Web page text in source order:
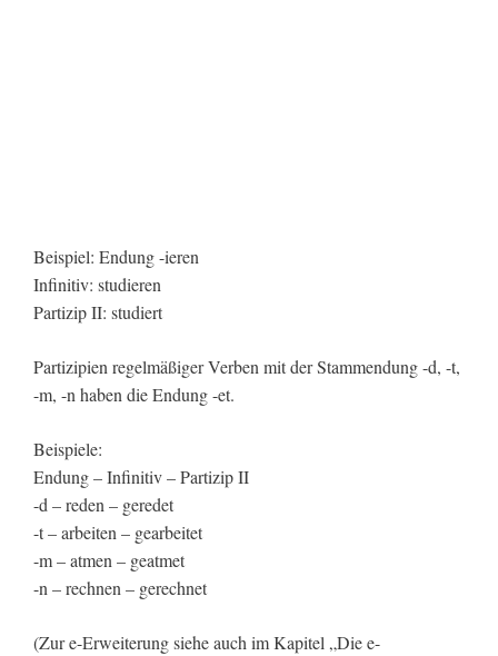
Beispiel: Endung -ieren
Infinitiv: studieren
Partizip II: studiert
Partizipien regelmäßiger Verben mit der Stammendung -d, -t,
-m, -n haben die Endung -et.
Beispiele:
Endung – Infinitiv – Partizip II
-d – reden – geredet
-t – arbeiten – gearbeitet
-m – atmen – geatmet
-n – rechnen – gerechnet
(Zur e-Erweiterung siehe auch im Kapitel „Die e-